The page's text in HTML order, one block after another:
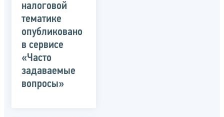
налоговой
тематике
опубликовано
в сервисе
«Часто
задаваемые
вопросы»